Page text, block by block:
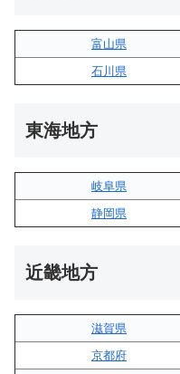
富山県
石川県
東海地方
岐阜県
静岡県
近畿地方
滋賀県
京都府